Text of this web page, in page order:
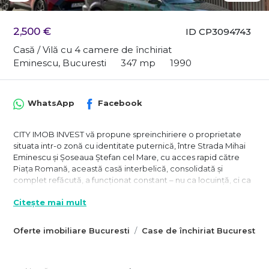
ID CP3094743
2,500 €
Casă / Vilă cu 4 camere de închiriat
Eminescu, Bucuresti
347 mp 1990
Oferte imobiliare Bucuresti Case de închiriat Bucuresti
WhatsApp Facebook
CITY IMOB INVEST vă propune spreinchiriere o proprietate
situata intr-o zonă cu identitate puternică, între Strada Mihai
Eminescu și Șoseaua Ștefan cel Mare, cu acces rapid către
Piața Romană, această casă interbelică, consolidată și
complet refăcută, a funcționat constant – nu ca locuință, ci ca
consolidată și complet refăcută, a funcționat constant – nu ca
Citește mai mult